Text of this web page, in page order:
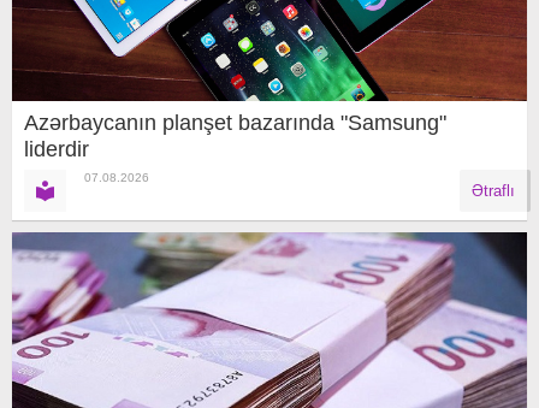
Azərbaycanın planşet bazarında "Samsung"
liderdir
07.08.2026
Ətraflı